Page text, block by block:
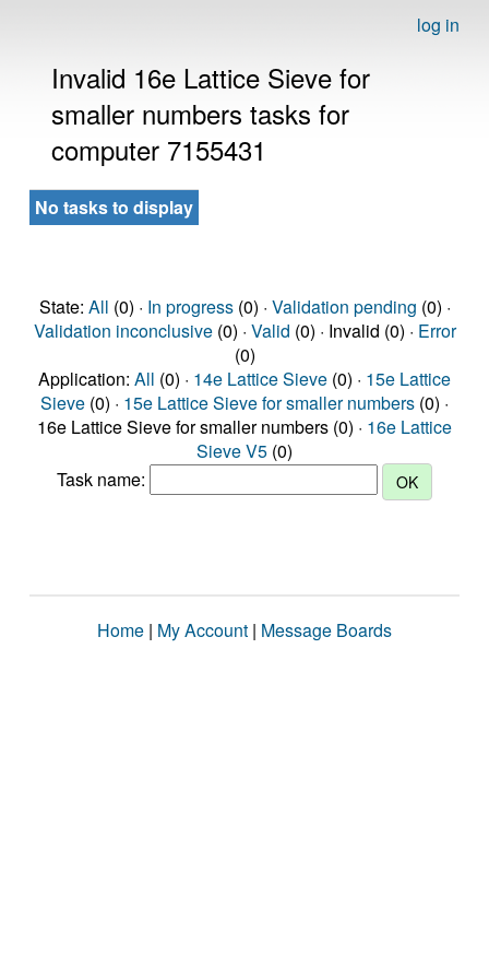
log in
Invalid 16e Lattice Sieve for
smaller numbers tasks for
computer 7155431
No tasks to display
State: All (0) · In progress(0) · Validation pending (0) ·
Validation inconclusive(0) · Valid (0) · Invalid (0) · Error
(0)
Application: All (0) · 14e Lattice Sieve (0) · 15e Lattice
Sieve (0) · 15e Lattice Sieve for smaller numbers (0) ·
16e Lattice Sieve for smaller numbers (0) · 16e Lattice
Sieve V5 (0)
Task name:
Home | My Account | Message Boards